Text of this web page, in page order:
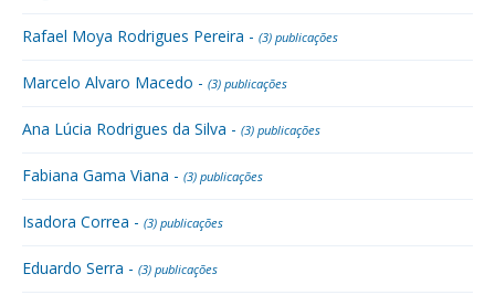
Rafael Moya Rodrigues Pereira - (3) publicações
Marcelo Alvaro Macedo - (3) publicações
Ana Lúcia Rodrigues da Silva - (3) publicações
Fabiana Gama Viana - (3) publicações
Isadora Correa - (3) publicações
Eduardo Serra - (3) publicações